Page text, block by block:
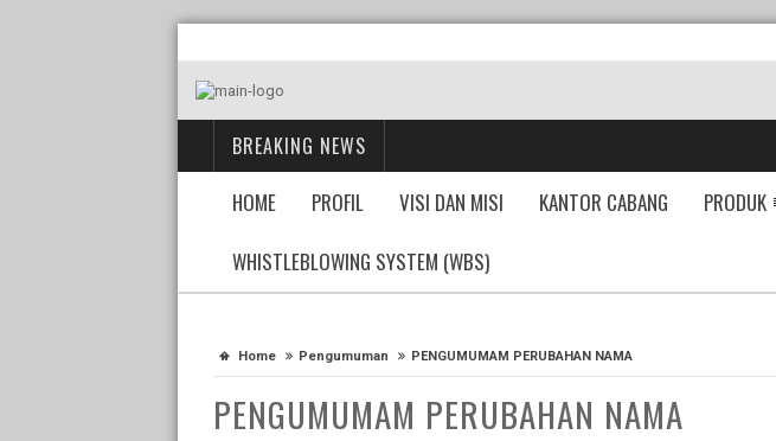
BREAKING NEWS
HOME PROFIL VISI DAN MISI KANTOR CABANG PRODUK
WHISTLEBLOWING SYSTEM (WBS)
Home Pengumuman PENGUMUMAM PERUBAHAN NAMA
PENGUMUMAM PERUBAHAN NAMA